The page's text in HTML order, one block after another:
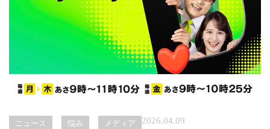
ニュース 悩み メディア 2026.04.09